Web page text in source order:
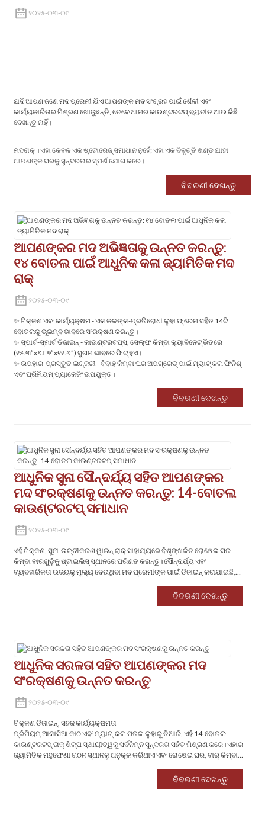
୨୦୨୫-୦୩-୦୯
ଯଦି ଆପଣ ଜଣେ ମଦ ପ୍ରେମୀ ଯିଏ ଆପଣଙ୍କ ମଦ ସଂଗ୍ରହ ପାଇଁ ଶୈଳୀ ଏବଂ
କାର୍ଯ୍ୟକାରିତାର ମିଶ୍ରଣ ଖୋଜୁଛନ୍ତି, ତେବେ ଆମର କାଉଣ୍ଟରଟପ୍ ବ୍ୟତୀତ ଆଉ କିଛି
ଦେଖନ୍ତୁ ନାହିଁ।
ମଦରାକ୍ । ଏହା କେବଳ ଏକ ଷ୍ଟୋରେଜ୍ ସମାଧାନ ନୁହେଁ; ଏହା ଏକ ବିବୃତ୍ତି ଖଣ୍ଡ ଯାହା
ଆପଣଙ୍କ ଘରକୁ ସୁନ୍ଦରତାର ସ୍ପର୍ଶ ଯୋଗ କରେ।
ବିବରଣୀ ଦେଖନ୍ତୁ
‌ଆପଣଙ୍କର ମଦ ଅଭିଜ୍ଞତାକୁ ଉନ୍ନତ କରନ୍ତୁ:
୧୪ ବୋତଲ ପାଇଁ ଆଧୁନିକ କଳା ଜ୍ୟାମିତିକ ମଦ
ରାକ୍
୨୦୨୫-୦୩-୦୯
✨ ‌ଚିକ୍କଣ ଏବଂ କାର୍ଯ୍ୟକ୍ଷମ‌ - ଏକ କଳଙ୍କ-ପ୍ରତିରୋଧୀ ଲୁହା ଫ୍ରେମ ସହିତ 14ଟି
ବୋତଲକୁ ଭୂଲମ୍ବ ଭାବରେ ସଂରକ୍ଷଣ କରନ୍ତୁ।
✨ ‌ସ୍ପାର୍ଟ-ସ୍ମାର୍ଟ ଡିଜାଇନ୍‌ - କାଉଣ୍ଟରଟପ୍ସ, ସେଲ୍ଫ କିମ୍ବା କ୍ୟାବିନେଟ୍ ଭିତରେ
(୧୫.୩”x୭.୮୭”x୧୧.୬”) ସୁଗମ ଭାବରେ ଫିଟ୍ ହୁଏ।
✨ ‌ଉପହାର-ପ୍ରସ୍ତୁତ ଲଗ୍ଜରୀ‌ - ବିବାହ କିମ୍ବା ଘର ଅପଗ୍ରେଡ୍ ପାଇଁ ମ୍ୟାଟ୍ କଳା ଫିନିଶ୍
ଏବଂ ପ୍ରିମିୟମ୍ ପ୍ୟାକେଜିଂ ଉପଯୁକ୍ତ।
ବିବରଣୀ ଦେଖନ୍ତୁ
ଆଧୁନିକ ସୁନା ସୌନ୍ଦର୍ଯ୍ୟ ସହିତ ଆପଣଙ୍କର
ମଦ ସଂରକ୍ଷଣକୁ ଉନ୍ନତ କରନ୍ତୁ: 14-ବୋତଲ
କାଉଣ୍ଟରଟପ୍ ସମାଧାନ
୨୦୨୫-୦୩-୦୯
ଏହି ଚିକ୍କଣ, ସୁନା-ଉଚ୍ଚୀକରଣ ୱାଇନ୍ ରାକ୍ ସାହାଯ୍ୟରେ ବିଶୃଙ୍ଖଳିତ ରୋଷେଇ ଘର
କିମ୍ବା ବାରଗୁଡ଼ିକୁ ଷ୍ଟାଇଲିସ୍ ସ୍ଥାନରେ ପରିଣତ କରନ୍ତୁ। ସୌନ୍ଦର୍ଯ୍ୟ ଏବଂ
ବ୍ୟବହାରିକତା ଉଭୟକୁ ମୂଲ୍ୟ ଦେଉଥିବା ମଦ ପ୍ରେମୀଙ୍କ ପାଇଁ ଡିଜାଇନ୍ କରାଯାଇଛି,
ବିବରଣୀ ଦେଖନ୍ତୁ
ଆଧୁନିକ ସରଳତା ସହିତ ଆପଣଙ୍କର ମଦ
ସଂରକ୍ଷଣକୁ ଉନ୍ନତ କରନ୍ତୁ‌
୨୦୨୫-୦୩-୦୯
‌ଚିକ୍କଣ ଡିଜାଇନ୍, ସହଜ କାର୍ଯ୍ୟକ୍ଷମତା‌
ପ୍ରିମିୟମ୍ ଆକାସିଆ କାଠ ଏବଂ ମ୍ୟାଟ୍-କଳା ପତଳା ଲୁହାରୁ ତିଆରି, ଏହି 14-ବୋତଲ
କାଉଣ୍ଟରଟପ୍ ରାକ୍ ଶିଳ୍ପ ସ୍ଥାୟୀତ୍ୱକୁ ସର୍ବନିମ୍ନ ସୁନ୍ଦରତା ସହିତ ମିଶ୍ରଣ କରେ। ଏହାର
ଜ୍ୟାମିତିକ ମହୁଫେଣା ଗଠନ ସ୍ଥାନକୁ ଅନୁକୂଳ କରିଥାଏ ଏବଂ ରୋଷେଇ ଘର, ବାର୍ କିମ୍ବା
ବିବରଣୀ ଦେଖନ୍ତୁ